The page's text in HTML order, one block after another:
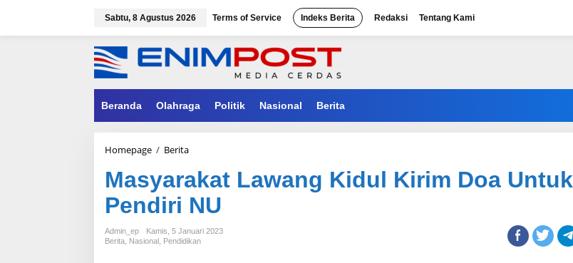
Sabtu, 8 Agustus 2026 Terms of Service Indeks Berita Redaksi Tentang Kami
Beranda Olahraga Politik Nasional Berita
Homepage / BeritaMasyarakat
Kidul
Kirim
Doa
Untuk
Pendiri
NU
Masyarakat Lawang Kidul Kirim Doa Untuk
Pendiri NU
Admin_ep
Kamis, 5 Januari 2023
Berita Nasional Pendidikan